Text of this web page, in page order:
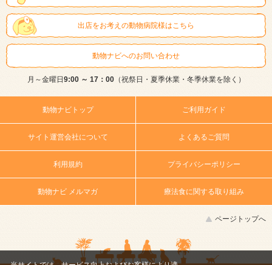
出店をお考えの動物病院様はこちら
動物ナビへのお問い合わせ
月～金曜日9:00 ～ 17：00（祝祭日・夏季休業・冬季休業を除く）
動物ナビトップ ご利用ガイド
サイト運営会社について よくあるご質問
利用規約 プライバシーポリシー
動物ナビ メルマガ 療法食に関する取り組み
ページトップへ